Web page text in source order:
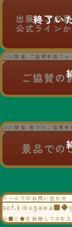
出展のご応
公式ラインか
2026開催-ご協賛申請フォ
ご協賛の
2026開催-物でのご協賛申
景品での
メールでのお問い合わせ
※■と◆を削除して@を入